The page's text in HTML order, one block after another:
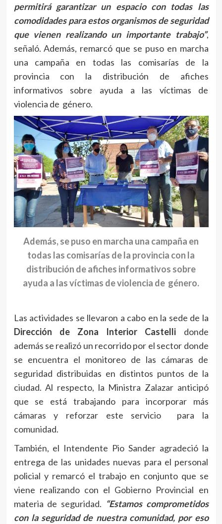
permitirá garantizar un espacio con todas las
comodidades para estos organismos de seguridad
que vienen realizando un importante trabajo”,
señaló. Además, remarcó que se puso en marcha
una campaña en todas las comisarías de la
provincia con la distribución de afiches
informativos sobre ayuda a las víctimas de
violencia de género.
Además, se puso en marcha una campaña en
todas las comisarías de la provincia con la
distribución de afiches informativos sobre
ayuda a las víctimas de violencia de género.
Las actividades se llevaron a cabo en la sede de la
Dirección de Zona Interior Castelli donde
además se realizó un recorrido por el sector donde
se encuentra el monitoreo de las cámaras de
seguridad distribuidas en distintos puntos de la
ciudad. Al respecto, la Ministra Zalazar anticipó
que se está trabajando para incorporar más
cámaras y reforzar este servicio para la
comunidad.
También, el Intendente Pio Sander agradeció la
entrega de las unidades nuevas para el personal
policial y remarcó el trabajo en conjunto que se
viene realizando con el Gobierno Provincial en
materia de seguridad. “Estamos comprometidos
con la seguridad de nuestra comunidad, por eso